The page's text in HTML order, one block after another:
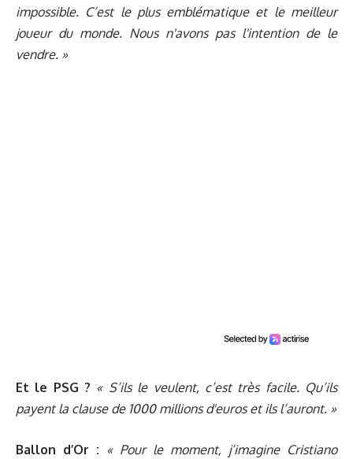
impossible. C’est le plus emblématique et le meilleur
joueur du monde. Nous n'avons pas l'intention de le
vendre. »
Et le PSG ? « S’ils le veulent, c’est très facile. Qu’ils
payent la clause de 1000 millions d'euros et ils l’auront. »
Ballon d’Or : « Pour le moment, j’imagine Cristiano